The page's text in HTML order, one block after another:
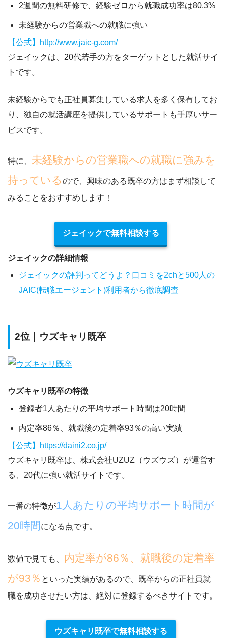
2週間の無料研修で、経験ゼロから就職成功率は80.3%
未経験からの営業職への就職に強い
【公式】http://www.jaic-g.com/
ジェイックは、20代若手の方をターゲットとした就活サイ
トです。
未経験からでも正社員募集している求人を多く保有してお
り、 独自の就活講座を提供しているサポートも手厚いサー
ビスです。
特に、 未経験からの営業職への就職に強みを
持っているので、興味のある既卒の方はまず相談して
みることをおすすめします！
ジェイックで無料相談する
ジェイックの詳細情報
ジェイックの評判ってどうよ？口コミを2chと500人の
JAIC(転職エージェント)利用者から徹底調査
2位｜ウズキャリ既卒
ウズキャリ既卒の特徴
登録者1人あたりの平均サポート時間は20時間
内定率86％、就職後の定着率93％の高い実績
【公式】https://daini2.co.jp/
ウズキャリ既卒は、株式会社UZUZ（ウズウズ）が運営す
る、20代に強い就活サイトです。
一番の特徴が1人あたりの平均サポート時間が
20時間 になる点です。
数値で見ても、 内定率が86％、就職後の定着率
が93％ といった実績があるので、既卒からの正社員就
職を成功させたい方は、絶対に登録するべきサイトです。
ウズキャリ既卒で無料相談する